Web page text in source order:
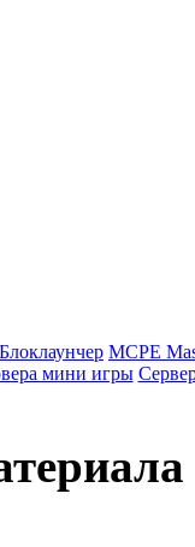
Блоклаунчер MCPE
мини игры